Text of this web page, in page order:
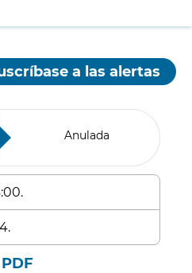
a las alertas
Anulada
PDF